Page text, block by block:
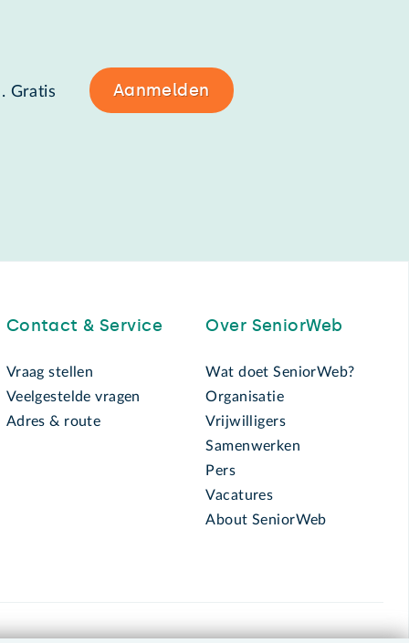
Gratis Aanmelden
Contact & Service
Vraag stellen
Veelgestelde vragen
Adres & route
Over SeniorWeb
Wat doet SeniorWeb?
Organisatie
Vrijwilligers
Samenwerken
Pers
Vacatures
About SeniorWeb